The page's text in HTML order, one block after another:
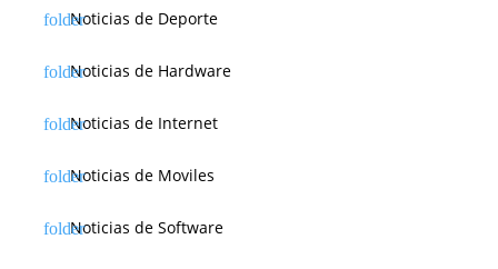
Noticias de Deporte
Noticias de Hardware
Noticias de Internet
Noticias de Moviles
Noticias de Software